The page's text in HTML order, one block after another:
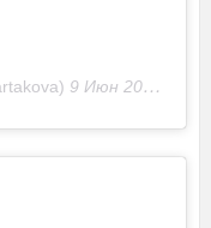
9 Июн 2018 в 12:04 PDT